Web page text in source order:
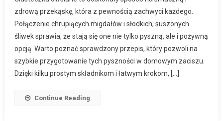
zdrową przekąskę, która z pewnością zachwyci każdego.
Połączenie chrupiących migdałów i słodkich, suszonych
śliwek sprawia, że stają się one nie tylko pyszną, ale i pożywną
opcją. Warto poznać sprawdzony przepis, który pozwoli na
szybkie przygotowanie tych pyszności w domowym zaciszu.
Dzięki kilku prostym składnikom i łatwym krokom, […]
Continue Reading